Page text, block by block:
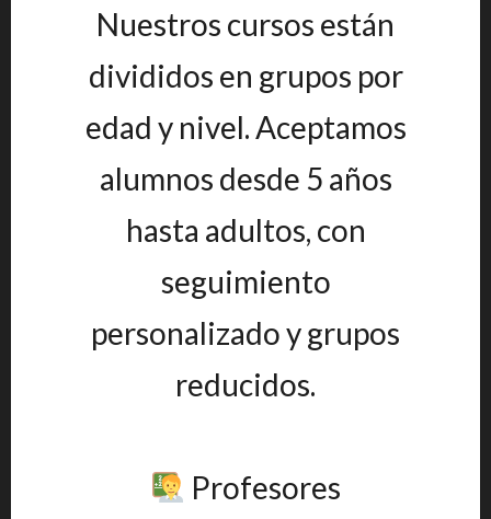
Nuestros cursos están
divididos en grupos por
edad y nivel. Aceptamos
alumnos desde 5 años
hasta adultos, con
seguimiento
personalizado y grupos
reducidos.
Profesores